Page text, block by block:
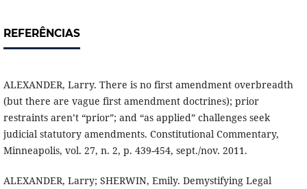
REFERÊNCIAS
ALEXANDER, Larry. There is no first amendment overbreadth
(but there are vague first amendment doctrines); prior
restraints aren’t “prior”; and “as applied” challenges seek
judicial statutory amendments. Constitutional Commentary,
Minneapolis, vol. 27, n. 2, p. 439-454, sept./nov. 2011.
ALEXANDER, Larry; SHERWIN, Emily. Demystifying Legal